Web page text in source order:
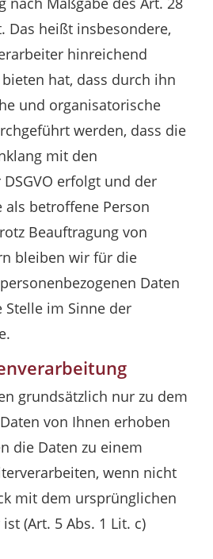
Das heißt insbesondere,
hinreichend
hat, dass durch ihn
und organisatorische
werden, dass die
mit den
erfolgt und der
als betroffene Person
Beauftragung von
bleiben wir für die
Daten
im Sinne der
grundsätzlich nur zu dem
von Ihnen erhoben
die Daten zu einem
wenn nicht
mit dem ursprünglichen
(Art. 5 Abs. 1 Lit. c)